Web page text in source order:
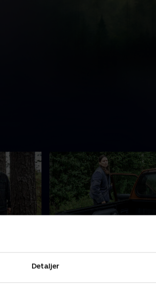
Detaljer
mand i
til
Haparandas narkokonge.